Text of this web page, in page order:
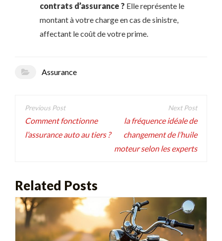
contrats d’assurance ? Elle représente le
montant à votre charge en cas de sinistre,
affectant le coût de votre prime.
Assurance
Navigation
de
l’article
Comment fonctionne
l’assurance auto au tiers ?
la fréquence idéale de
changement de l’huile
moteur selon les experts
Related Posts